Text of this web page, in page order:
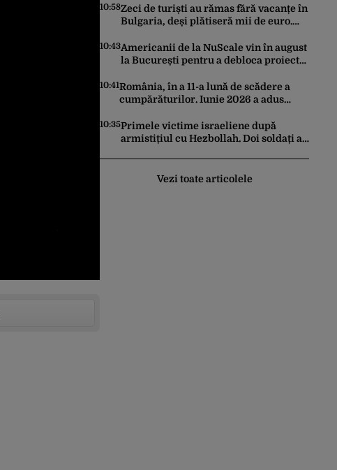
10:58Zeci de turiști au rămas fără vacanțe în
Bulgaria, deși plătiseră mii de euro.
pe o zi pe alta
10:43Americanii de la NuScale vin în august
la București pentru a debloca proiectul
10:41România, în a 11-a lună de scădere a
cumpărăturilor. Iunie 2026 a adus
INS
10:35Primele victime israeliene după
armistițiul cu Hezbollah. Doi soldați au
Vezi toate articolele